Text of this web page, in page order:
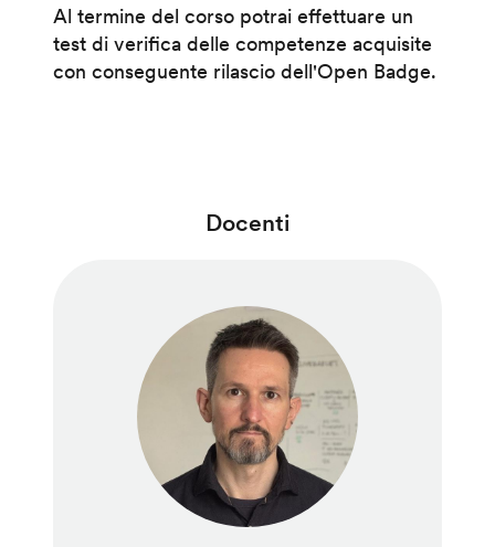
Al termine del corso potrai effettuare un
test di verifica delle competenze acquisite
con conseguente rilascio dell'Open Badge.
Docenti